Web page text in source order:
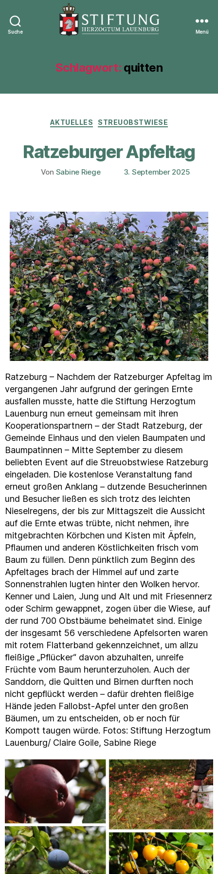
Suche
Lauenburg
Menü
Schlagwort: quitten
Kategorien
AKTUELLES STREUOBSTWIESE
Ratzeburger Apfeltag
Beitragsautor
Von Sabine Riege Veröffentlichungsdatum
3. September 2025
Ratzeburg – Nachdem der Ratzeburger Apfeltag im
vergangenen Jahr aufgrund der geringen Ernte
ausfallen musste, hatte die Stiftung Herzogtum
Lauenburg nun erneut gemeinsam mit ihren
Kooperationspartnern – der Stadt Ratzeburg, der
Gemeinde Einhaus und den vielen Baumpaten und
Baumpatinnen – Mitte September zu diesem
beliebten Event auf die Streuobstwiese Ratzeburg
eingeladen. Die kostenlose Veranstaltung fand
erneut großen Anklang – dutzende Besucherinnen
und Besucher ließen es sich trotz des leichten
Nieselregens, der bis zur Mittagszeit die Aussicht
auf die Ernte etwas trübte, nicht nehmen, ihre
mitgebrachten Körbchen und Kisten mit Äpfeln,
Pflaumen und anderen Köstlichkeiten frisch vom
Baum zu füllen. Denn pünktlich zum Beginn des
Apfeltages brach der Himmel auf und zarte
Sonnenstrahlen lugten hinter den Wolken hervor.
Kenner und Laien, Jung und Alt und mit Friesennerz
oder Schirm gewappnet, zogen über die Wiese, auf
der rund 700 Obstbäume beheimatet sind. Einige
der insgesamt 56 verschiedene Apfelsorten waren
mit rotem Flatterband gekennzeichnet, um allzu
fleißige „Pflücker“ davon abzuhalten, unreife
Früchte vom Baum herunterzuholen. Auch der
Sanddorn, die Quitten und Birnen durften noch
nicht gepflückt werden – dafür drehten fleißige
Hände jeden Fallobst-Apfel unter den großen
Bäumen, um zu entscheiden, ob er noch für
Kompott taugen würde. Fotos: Stiftung Herzogtum
Lauenburg/ Claire Goile, Sabine Riege